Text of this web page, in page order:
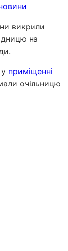
викрили
на
приміщенні
очільницю